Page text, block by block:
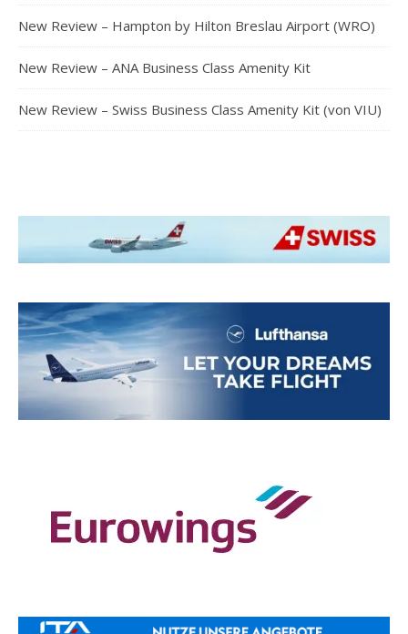
New Review – Hampton by Hilton Breslau Airport (WRO)
New Review – ANA Business Class Amenity Kit
New Review – Swiss Business Class Amenity Kit (von VIU)